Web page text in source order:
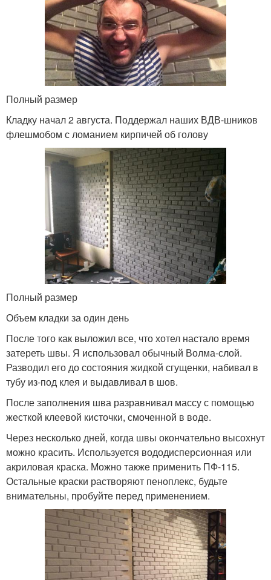
Полный размер
Кладку начал 2 августа. Поддержал наших ВДВ-шников
флешмобом с ломанием кирпичей об голову
Полный размер
Объем кладки за один день
После того как выложил все, что хотел настало время
затереть швы. Я использовал обычный Волма-слой.
Разводил его до состояния жидкой сгущенки, набивал в
тубу из-под клея и выдавливал в шов.
После заполнения шва разравнивал массу с помощью
жесткой клеевой кисточки, смоченной в воде.
Через несколько дней, когда швы окончательно высохнут
можно красить. Используется вододисперсионная или
акриловая краска. Можно также применить ПФ-115.
Остальные краски растворяют пеноплекс, будьте
внимательны, пробуйте перед применением.